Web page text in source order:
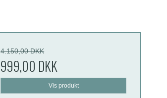
4.150,00 DKK
999,00 DKK
Vis produkt